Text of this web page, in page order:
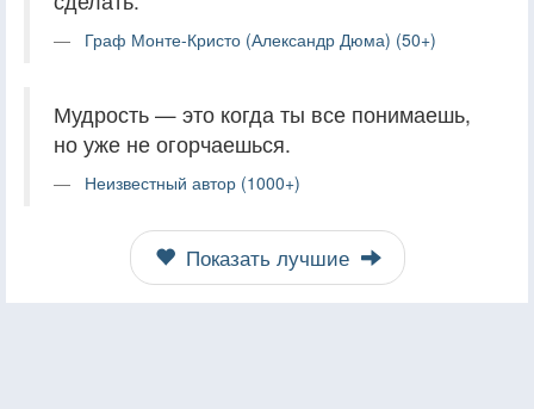
Граф Монте-Кристо (Александр Дюма) (50+)
Мудрость — это когда ты все понимаешь,
но уже не огорчаешься.
Неизвестный автор (1000+)
Показать лучшие